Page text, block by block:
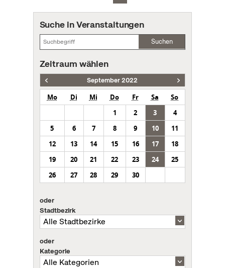
Suche in Veranstaltungen
Suchen
Zeitraum wählen
September 2022
Mo Di Mi Do Fr Sa
So
1
2 3
4
5
6 7 8 9 10
11
12
13 14 15 16 17
18
19
20 21 22 23 24
25
26
27 28 29 30
oder
Stadtbezirk
oder
Kategorie